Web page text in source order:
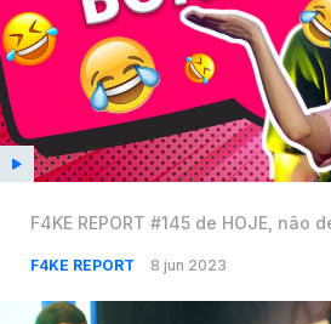
F4KE REPORT #145 de HOJE, não
F4KE REPORT 8 jun 2023